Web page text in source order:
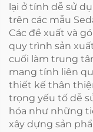
lại ở tính dễ sử
trên các mẫu
Các đề xuất và
quy trình sản
cuối làm trung
mang tính liên
thiết kế thân
trọng yếu tố dễ
hóa như những
xây dựng sản